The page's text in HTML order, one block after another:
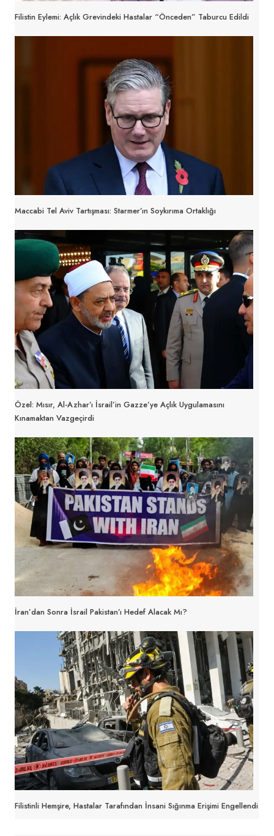
Filistin Eylemi: Açlık Grevindeki Hastalar “Önceden” Taburcu Edildi
Maccabi Tel Aviv Tartışması: Starmer’ın Soykırıma Ortaklığı
Özel: Mısır, Al-Azhar’ı İsrail’in Gazze’ye Açlık Uygulamasını
Kınamaktan Vazgeçirdi
İran’dan Sonra İsrail Pakistan’ı Hedef Alacak Mı?
Filistinli Hemşire, Hastalar Tarafından İnsani Sığınma Erişimi Engellendi